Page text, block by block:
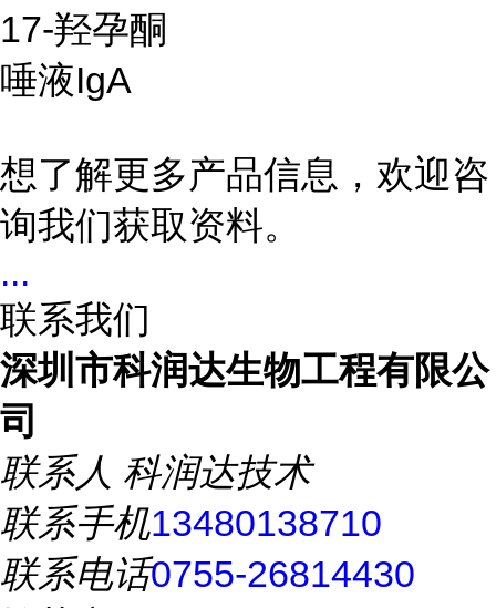
17-羟孕酮
唾液IgA
想了解更多产品信息，欢迎咨
询我们获取资料。
...
联系我们
深圳市科润达生物工程有限公
司
联系人 科润达技术
联系手机13480138710
联系电话0755-26814430